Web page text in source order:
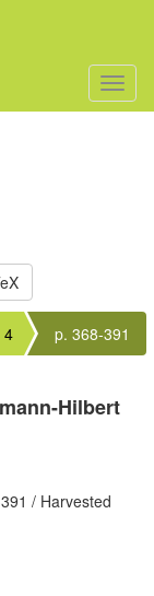
4 p. 368-391
Hilbert
/ Harvested